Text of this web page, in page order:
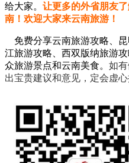
给大家。 让更多的外省朋友
南！欢迎大家来云南旅游！
免费分享云南旅游攻略、
江旅游攻略、西双版纳旅游
众旅游景点和云南美食。 如
出宝贵建议和意见，定会虚心